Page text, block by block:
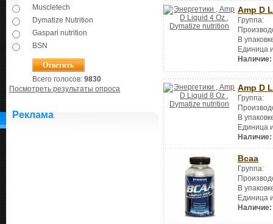
Muscletech
Dymatize Nutrition
Gaspari nutrition
BSN
Всего голосов: 9830
Посмотреть результаты опроса
Реклама
Amp D
Группа:
В
Единица
Наличие:
Amp D
Группа:
В
Единица
Наличие:
Bcaa
Группа:
В
Единица
Наличие: